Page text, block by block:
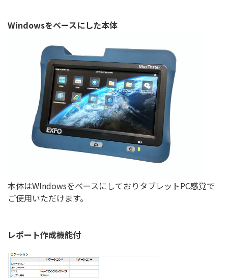
Windowsをベースにした本体
本体はWIndowsをベースにしておりタブレットPC感覚で
ご使用いただけます。
レポート作成機能付